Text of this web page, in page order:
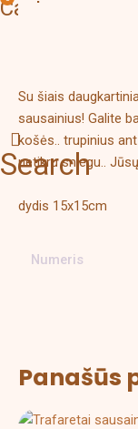
Cart
Search
Su šiais
sausainius! Galite
košės.. trupinius
netikru sniegu..
dydis 15x15cm
Numeris
Panašūs